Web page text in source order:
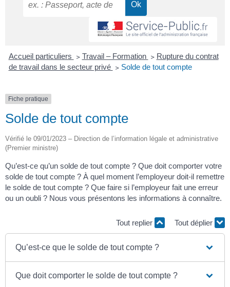
Accueil particuliers > Travail – Formation > Rupture du contrat
de travail dans le secteur privé > Solde de tout compte
Fiche pratique
Solde de tout compte
Vérifié le 09/01/2023 – Direction de l’information légale et administrative
(Premier ministre)
Qu’est-ce qu’un solde de tout compte ? Que doit comporter votre
solde de tout compte ? À quel moment l’employeur doit-il remettre
le solde de tout compte ? Que faire si l’employeur fait une erreur
ou un oubli ? Nous vous présentons les informations à connaître.
Tout replier Tout déplier
Qu’est-ce que le solde de tout compte ?
Que doit comporter le solde de tout compte ?